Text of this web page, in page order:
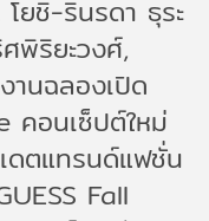
ยชิ-รินรดา ธุระ
พิริยะวงศ์,
นฉลองเปิด
คอนเซ็ปต์ใหม่
ดตแทรนด์แฟชั่น
Fall